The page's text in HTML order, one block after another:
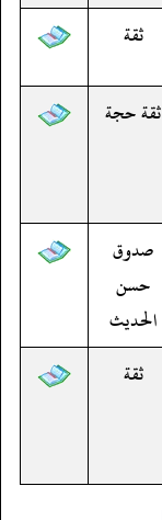
ثقة
ثقة حجة
صدوق
حسن
الحديث
ثقة